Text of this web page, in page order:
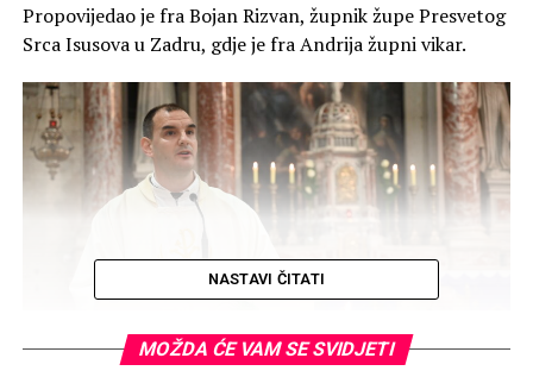
Propovijedao je fra Bojan Rizvan, župnik župe Presvetog
Srca Isusova u Zadru, gdje je fra Andrija župni vikar.
NASTAVI ČITATI
MOŽDA ĆE VAM SE SVIDJETI